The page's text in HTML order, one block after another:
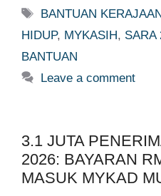
Tags
BANTUAN
HIDUP, MYKASIH, SARA
BANTUAN
Leave a comment
3.1 JUTA
2026: BAYARAN
MASUK MYKAD